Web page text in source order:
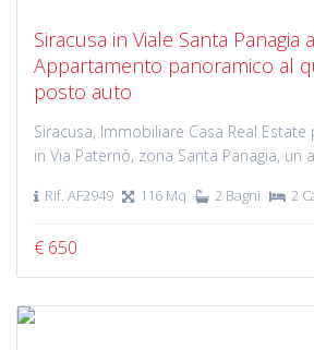
Siracusa in Viale Santa Panagia
Appartamento panoramico al
posto auto
Siracusa, Immobiliare Casa Real
in Via Paternò, zona Santa Panagia, un
Rif. AF2949 116 Mq 2 Bagni 2
€ 650